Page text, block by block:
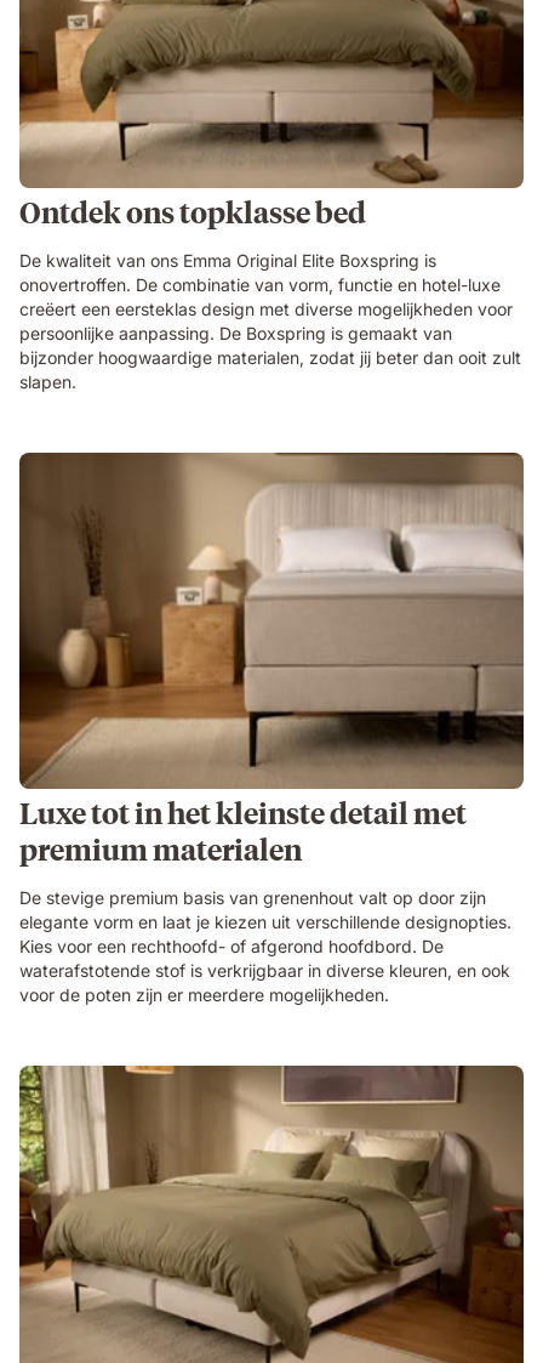
Ontdek ons topklasse bed
De kwaliteit van ons Emma Original Elite Boxspring is
onovertroffen. De combinatie van vorm, functie en hotel-luxe
creëert een eersteklas design met diverse mogelijkheden voor
persoonlijke aanpassing. De Boxspring is gemaakt van
bijzonder hoogwaardige materialen, zodat jij beter dan ooit zult
slapen.
Luxe tot in het kleinste detail met
premium materialen
De stevige premium basis van grenenhout valt op door zijn
elegante vorm en laat je kiezen uit verschillende designopties.
Kies voor een rechthoofd- of afgerond hoofdbord. De
waterafstotende stof is verkrijgbaar in diverse kleuren, en ook
voor de poten zijn er meerdere mogelijkheden.